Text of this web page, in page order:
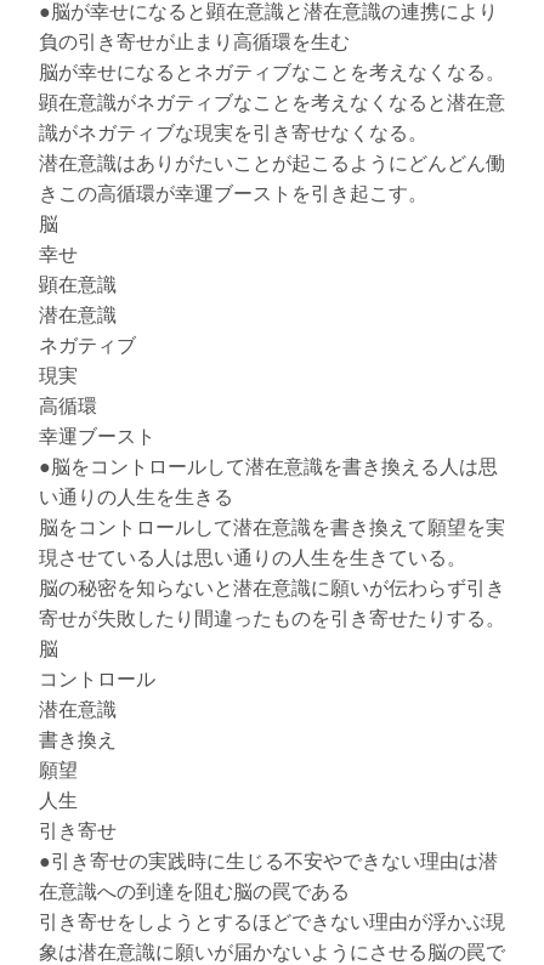
●脳が幸せになると顕在意識と潜在意識の連携により
負の引き寄せが止まり高循環を生む
脳が幸せになるとネガティブなことを考えなくなる。
顕在意識がネガティブなことを考えなくなると潜在意
識がネガティブな現実を引き寄せなくなる。
潜在意識はありがたいことが起こるようにどんどん働
きこの高循環が幸運ブーストを引き起こす。
脳
幸せ
顕在意識
潜在意識
ネガティブ
現実
高循環
幸運ブースト
●脳をコントロールして潜在意識を書き換える人は思
い通りの人生を生きる
脳をコントロールして潜在意識を書き換えて願望を実
現させている人は思い通りの人生を生きている。
脳の秘密を知らないと潜在意識に願いが伝わらず引き
寄せが失敗したり間違ったものを引き寄せたりする。
脳
コントロール
潜在意識
書き換え
願望
人生
引き寄せ
●引き寄せの実践時に生じる不安やできない理由は潜
在意識への到達を阻む脳の罠である
引き寄せをしようとするほどできない理由が浮かぶ現
象は潜在意識に願いが届かないようにさせる脳の罠で